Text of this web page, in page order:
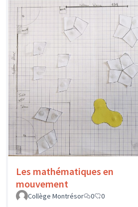
Les mathématiques en
mouvement
Collège Montrésor
0 0